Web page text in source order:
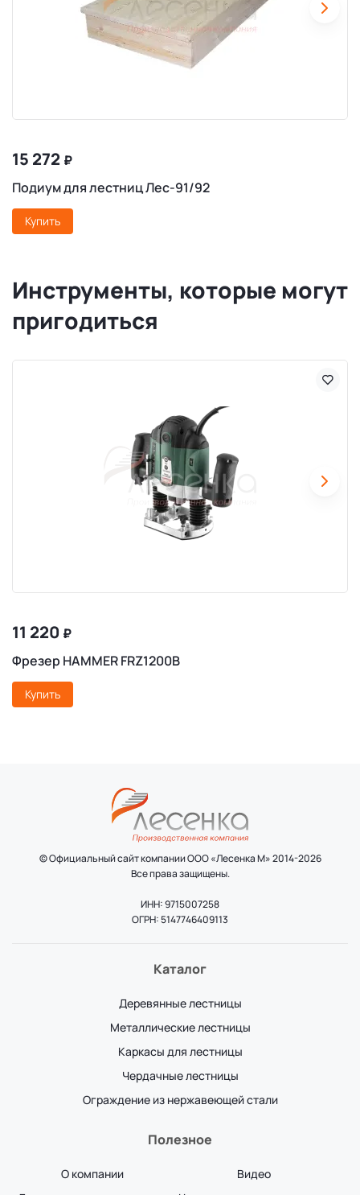
15 272 ₽
Подиум для лестниц Лес-91/92
Купить
Инструменты, которые могут
пригодиться
11 220 ₽
Фрезер HAMMER FRZ1200B
Купить
© Официальный сайт компании ООО «Лесенка М» 2014-2026
Все права защищены.
ИНН: 9715007258
ОГРН: 5147746409113
Каталог
Деревянные лестницы
Металлические лестницы
Каркасы для лестницы
Чердачные лестницы
Ограждение из нержавеющей стали
Полезное
О компании
Видео